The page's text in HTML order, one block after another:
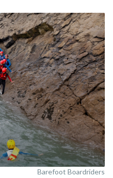
Barefoot Boardriders